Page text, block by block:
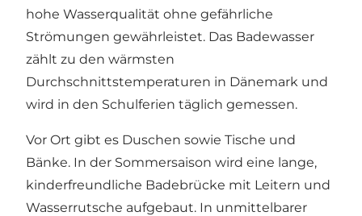
hohe Wasserqualität ohne gefährliche
Strömungen gewährleistet. Das Badewasser
zählt zu den wärmsten
Durchschnittstemperaturen in Dänemark und
wird in den Schulferien täglich gemessen.
Vor Ort gibt es Duschen sowie Tische und
Bänke. In der Sommersaison wird eine lange,
kinderfreundliche Badebrücke mit Leitern und
Wasserrutsche aufgebaut. In unmittelbarer